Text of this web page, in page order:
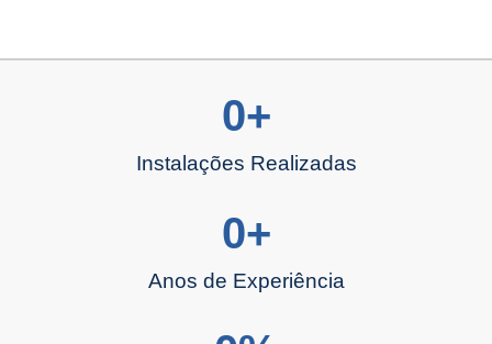
Instalações Realizadas
0+
Anos de Experiência
0+